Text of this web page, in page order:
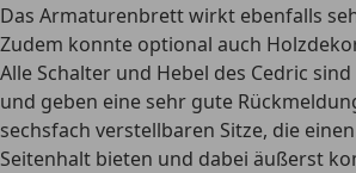
Das Armaturenbrett wirkt ebenfalls
Zudem konnte optional auch
Alle Schalter und Hebel des Cedric
und geben eine sehr gute
sechsfach verstellbaren Sitze, die
Seitenhalt bieten und dabei äußerst